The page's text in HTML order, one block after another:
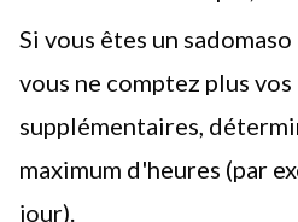
Si vous êtes un
vous ne comptez plus vos
supplémentaires,
maximum d'heures (par
jour).